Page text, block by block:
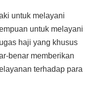
untuk melayani
untuk melayani
haji yang khusus
benar memberikan
terhadap para